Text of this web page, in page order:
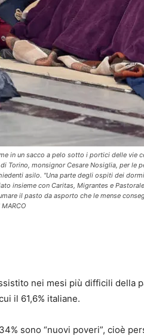
in un sacco a pelo sotto i portici delle vie
Torino, monsignor Cesare Nosiglia, per le
asilo. "Una parte degli ospiti dei
insieme con Caritas, Migrantes e
il pasto da asporto che le mense
MARCO
nei mesi più difficili della
il 61,6% italiane.
sono “nuovi poveri”, cioè